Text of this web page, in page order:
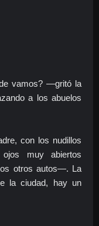
vamos? —gritó la
a los abuelos
con los nudillos
muy abiertos
otros autos—. La
la ciudad, hay un